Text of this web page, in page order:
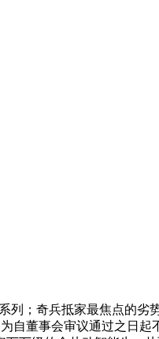
；奇兵抵家最焦点的劣
自董事会审议通过之日